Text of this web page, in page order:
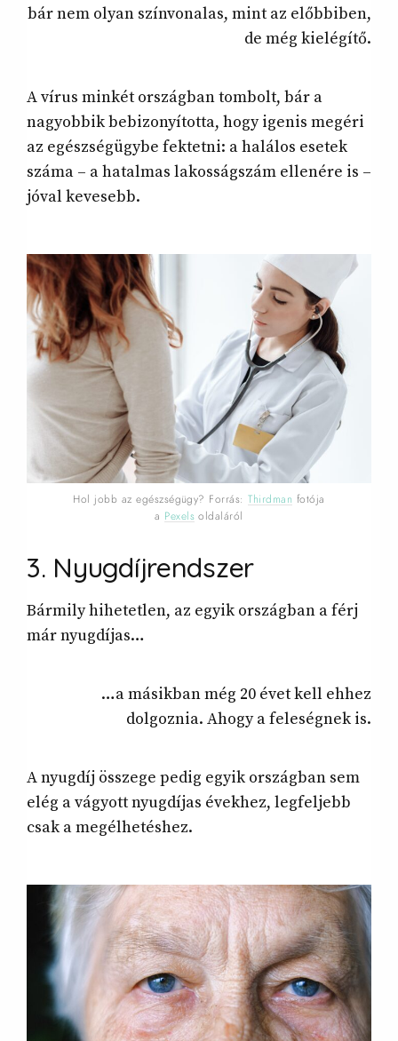
bár nem olyan színvonalas, mint az előbbiben,
de még kielégítő.
A vírus minkét országban tombolt, bár a
nagyobbik bebizonyította, hogy igenis megéri
az egészségügybe fektetni: a halálos esetek
száma – a hatalmas lakosságszám ellenére is –
jóval kevesebb.
Hol jobb az egészségügy? Forrás:Thirdman fotója
a Pexels oldaláról
3. Nyugdíjrendszer
Bármily hihetetlen, az egyik országban a férj
már nyugdíjas…
…a másikban még 20 évet kell ehhez
dolgoznia. Ahogy a feleségnek is.
A nyugdíj összege pedig egyik országban sem
elég a vágyott nyugdíjas évekhez, legfeljebb
csak a megélhetéshez.